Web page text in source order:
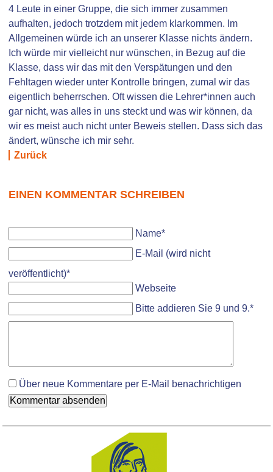
4 Leute in einer Gruppe, die sich immer zusammen
aufhalten, jedoch trotzdem mit jedem klarkommen. Im
Allgemeinen würde ich an unserer Klasse nichts ändern.
Ich würde mir vielleicht nur wünschen, in Bezug auf die
Klasse, dass wir das mit den Verspätungen und den
Fehltagen wieder unter Kontrolle bringen, zumal wir das
eigentlich beherrschen. Oft wissen die Lehrer*innen auch
gar nicht, was alles in uns steckt und was wir können, da
wir es meist auch nicht unter Beweis stellen. Dass sich das
ändert, wünsche ich mir sehr.
Zurück
EINEN KOMMENTAR SCHREIBEN
Pflichtfeld
Name*
Pflichtfeld
E-Mail (wird nicht
veröffentlicht)*
Webseite
Bitte addieren Sie 9 und 9.*
Über neue Kommentare per E-Mail benachrichtigen